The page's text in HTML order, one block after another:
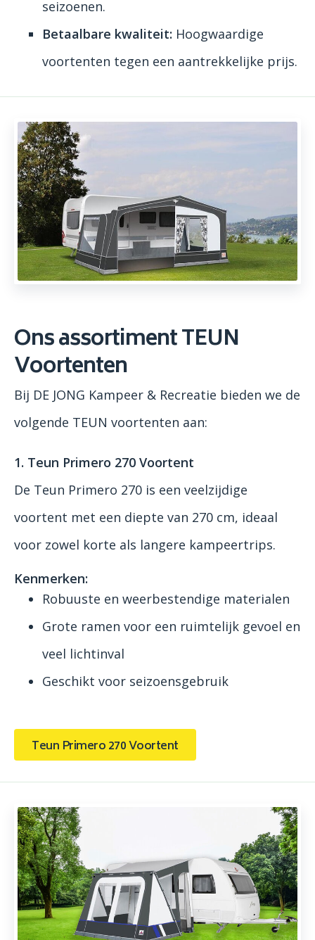
seizoenen.
Betaalbare kwaliteit: Hoogwaardige
voortenten tegen een aantrekkelijke prijs.
Ons assortiment TEUN
Voortenten
Bij DE JONG Kampeer & Recreatie bieden we de
volgende TEUN voortenten aan:
1. Teun Primero 270 Voortent
De Teun Primero 270 is een veelzijdige
voortent met een diepte van 270 cm, ideaal
voor zowel korte als langere kampeertrips.
Kenmerken:
Robuuste en weerbestendige materialen
Grote ramen voor een ruimtelijk gevoel en
veel lichtinval
Geschikt voor seizoensgebruik
Teun Primero 270 Voortent